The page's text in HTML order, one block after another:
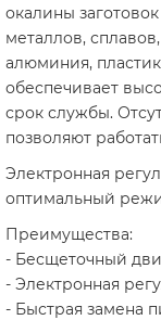
окалины
металлов,
алюминия,
обеспечивает
срок службы.
позволяют
Электронная
оптимальный
Преимущества:
- Бесщеточный
- Электронная
- Быстрая замена